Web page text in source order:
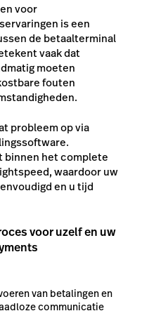
voor
is een
de betaalterminal
vaak dat
moeten
fouten
probleem op via
binnen het complete
waardoor uw
en u tijd
voor uzelf en uw
van betalingen en
communicatie